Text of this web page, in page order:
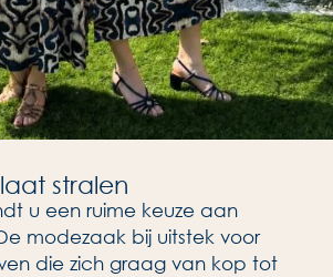
stralen
u een ruime keuze aan
modezaak bij uitstek voor
die zich graag van kop tot